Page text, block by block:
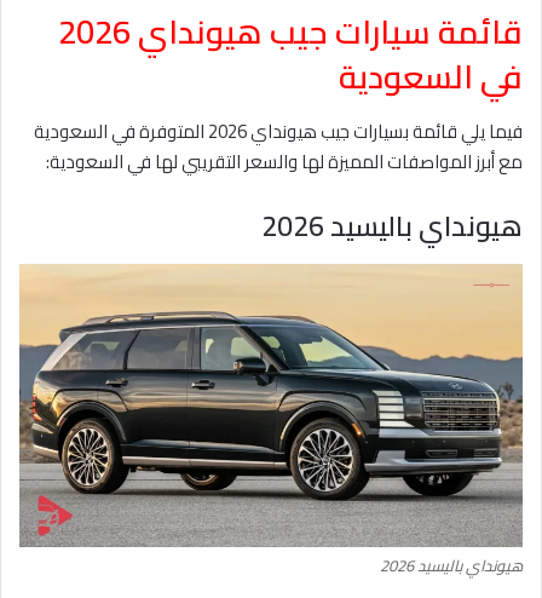
قائمة سيارات جيب هيونداي 2026
في السعودية
فيما يلي قائمة بسيارات جيب هيونداي 2026 المتوفرة في السعودية
مع أبرز المواصفات المميزة لها والسعر التقريبي لها في السعودية:
هيونداي باليسيد 2026
هيونداي باليسيد 2026